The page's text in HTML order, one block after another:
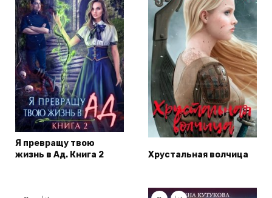
Я превращу твою
жизнь в Ад. Книга 2
Хрустальная волчица